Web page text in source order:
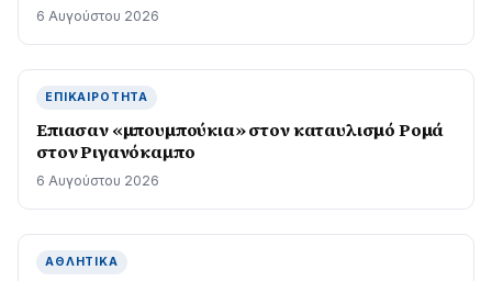
6 Αυγούστου 2026
ΕΠΙΚΑΙΡΌΤΗΤΑ
Επιασαν «µπουµπούκια» στον καταυλισµό Ροµά
στον Ριγανόκαμπο
6 Αυγούστου 2026
ΑΘΛΗΤΙΚΆ